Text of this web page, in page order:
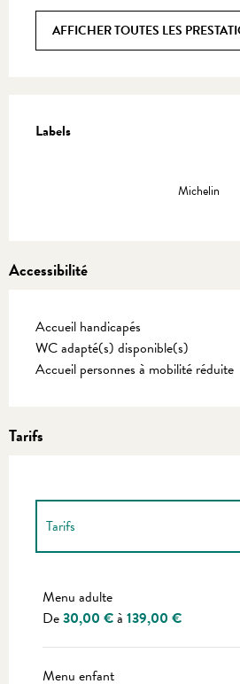
AFFICHER TOUTES LES
Labels
Labels
Michelin
Accessibilité
Accueil handicapés
WC adapté(s) disponible(s)
Accueil personnes à mobilité réduite
Tarifs
Tarifs
Menu adulte
De30,00 €à 139,00 €
Menu enfant